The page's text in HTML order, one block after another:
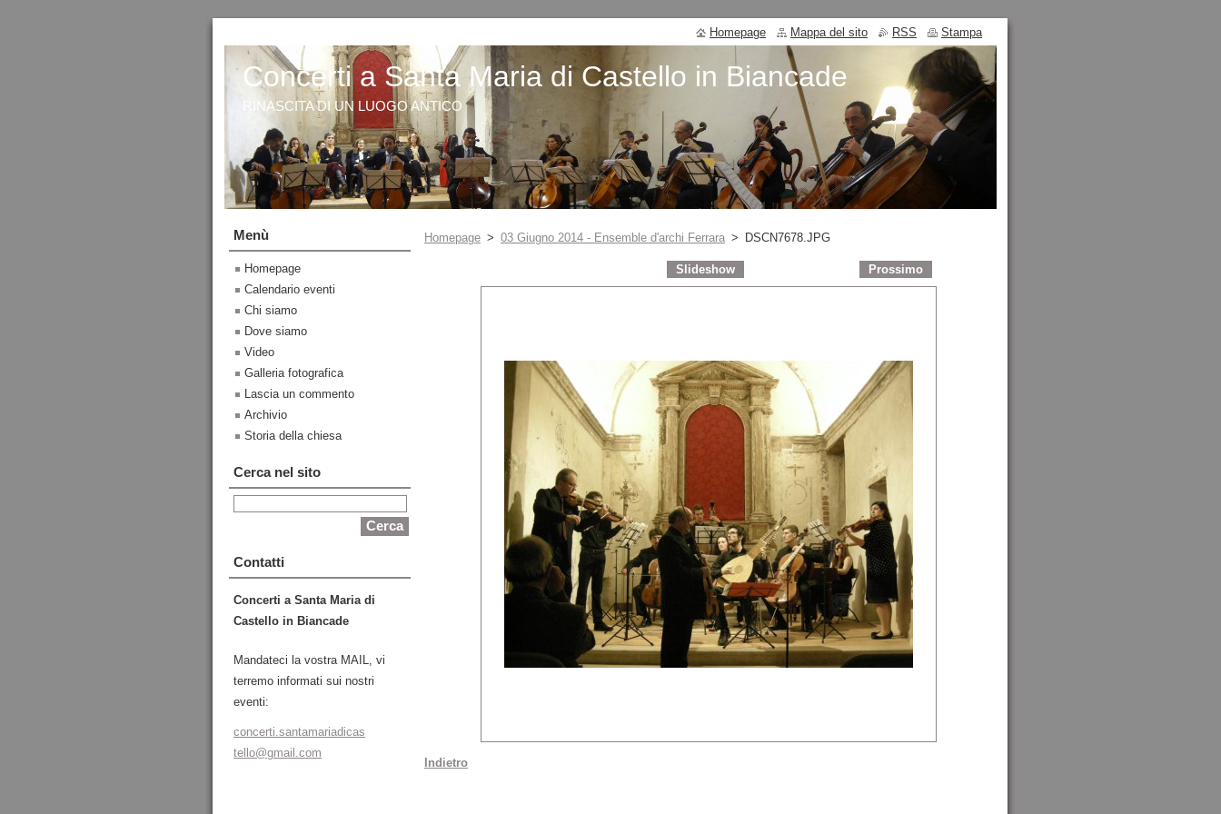
Concerti a Santa Maria di Castello in Biancade
RINASCITA DI UN LUOGO ANTICO
Homepage > 03 Giugno 2014 - Ensemble d'archi Ferrara > DSCN7678.JPG
Slideshow Prossimo
Indietro
Menù
Homepage
Calendario eventi
Chi siamo
Dove siamo
Video
Galleria fotografica
Lascia un commento
Archivio
Storia della chiesa
Cerca nel sito
Contatti
Concerti a Santa Maria di
Castello in Biancade
Mandateci la vostra MAIL, vi
terremo informati sui nostri
eventi:
concerti.santamariadicas
tello@gmail.com
Homepage Mappa del sito RSS Stampa